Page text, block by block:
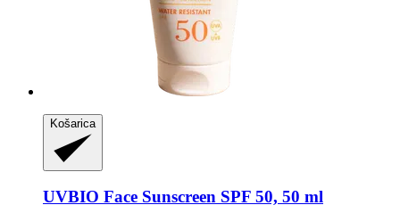
Košarica
UVBIO Face Sunscreen SPF 50, 50 ml